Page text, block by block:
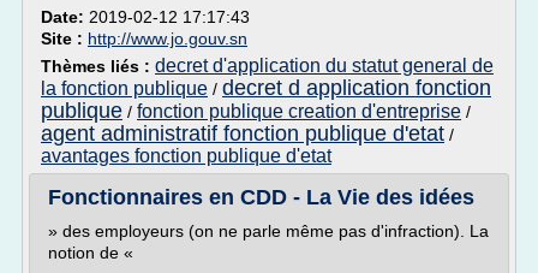
Date: 2019-02-12 17:17:43
Site : http://www.jo.gouv.sn
Thèmes liés : decret d'application du statut general de
la fonction publique / decret d application fonction
publique / fonction publique creation d'entreprise /
agent administratif fonction publique d'etat /
avantages fonction publique d'etat
Fonctionnaires en CDD - La Vie des idées
» des employeurs (on ne parle même pas d'infraction). La
notion de «